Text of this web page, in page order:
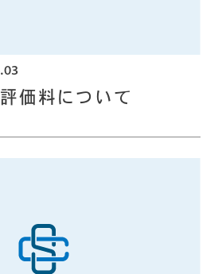
価料について